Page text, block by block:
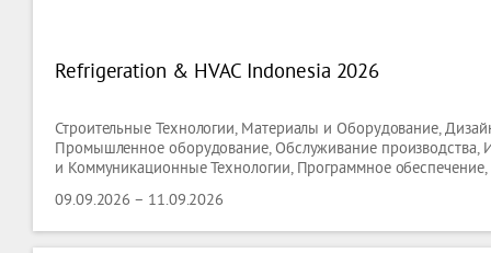
Refrigeration & HVAC Indonesia 2026
Строительные Технологии, Материалы и Оборудование,
Промышленное оборудование, Обслуживание
и Коммуникационные Технологии, Программное обеспечение,
09.09.2026 – 11.09.2026